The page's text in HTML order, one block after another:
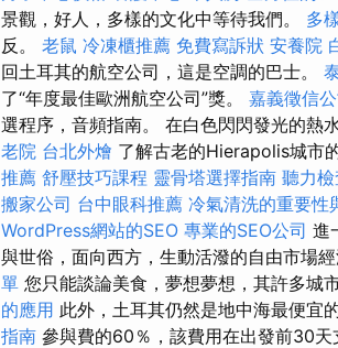
景觀，好人，多樣的文化中等待我們。 多
反。 老鼠 冷凍櫃推薦 免費寫訴狀 安養院
回土耳其的航空公司，這是空調的巴士。
了“年度最佳歐洲航空公司”獎。 嘉義徵信
選程序，音頻指南。 在白色閃閃發光的熱
老院 台北外燴 了解古老的Hierapolis城市
推薦 舒壓技巧課程 靈骨塔選擇指南 聽力檢
搬家公司 台中眼科推薦 冷氣清洗的重要性
WordPress網站的SEO 專業的SEO公司 進
與世俗，面向西方，生動活潑的自由市場經
單 您只能談論美食，夢想夢想，其許多城
的應用 此外，土耳其仍然是地中海最便宜
指南 參與費的60％，該費用在出發前30天